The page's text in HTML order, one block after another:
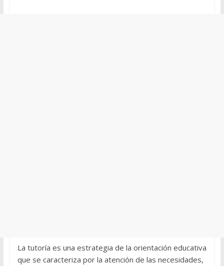
La tutoría es una estrategia de la orientación educativa
que se caracteriza por la atención de las necesidades,